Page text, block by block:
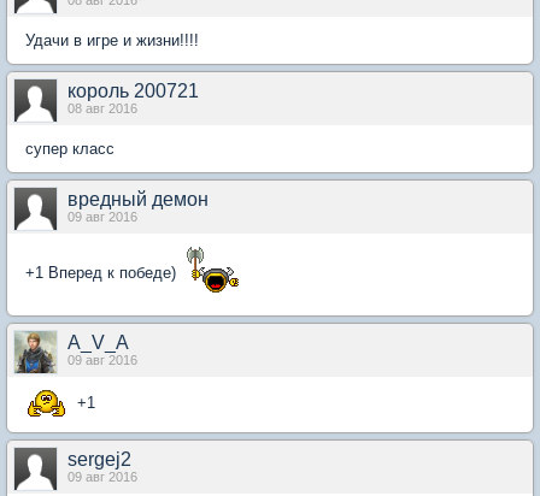
Удачи в игре и жизни!!!!
король 200721
08 авг 2016
супер класс
вредный демон
09 авг 2016
+1 Вперед к победе)
A_V_A
09 авг 2016
+1
sergej2
09 авг 2016